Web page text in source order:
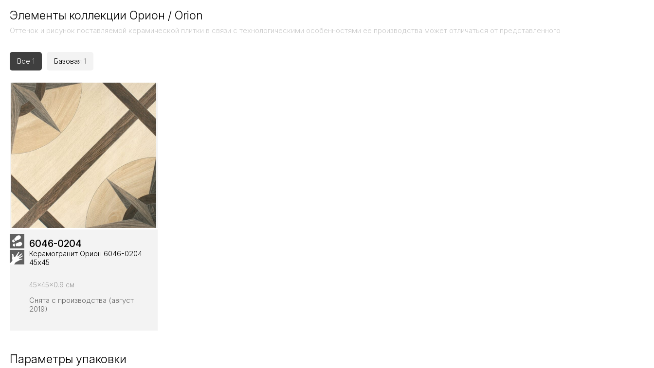
Элементы коллекции Орион / Orion
Оттенок и рисунок поставляемой керамической плитки в связи с технологическими особенностями её производства может отличаться от представленного
Все 1 Базовая 1
6046-0204
Керамогранит Орион 6046-0204
45х45
45x45x0.9 см
Снята с производства (август
2019)
Параметры упаковки